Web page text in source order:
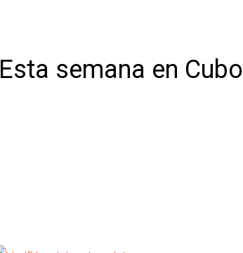
Esta semana en Cubo